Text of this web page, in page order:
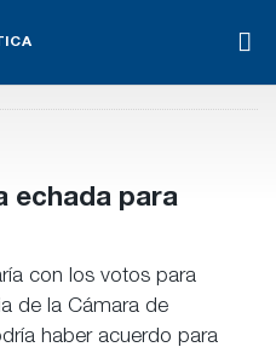
Bahl, la
privado
echada para
con los votos para
de la Cámara de
haber acuerdo para